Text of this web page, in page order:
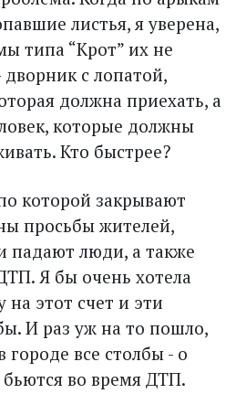
листья, я уверена,
типа “Крот” их не
с лопатой,
должна приехать, а
которые должны
Кто быстрее?
которой закрывают
просьбы жителей,
падают люди, а также
Я бы очень хотела
на этот счет и эти
И раз уж на то пошло,
городе все столбы - о
во время ДТП.